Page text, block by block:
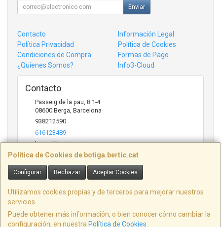
Política de Cookies de botiga.bertic.cat
Configurar Rechazar Aceptar Cookies
Utilizamos cookies propias y de terceros para mejorar nuestros
servicios.
Puede obtener más información, o bien conocer cómo cambiar la
configuración, en nuestra Política de Cookies
Enviar
Contacto
Información Legal
Política Privacidad
Política de Cookies
Condiciones de Compra
Formas de Pago
¿Quienes Somos?
Info3-Cloud
Contacto
Passeig de la pau, 8 1-4
08600 Berga Barcelona
938212590
616123489
bertic@bertic.cat
Horario
Lunes a Viernes (9h-14h | 15h-18h)